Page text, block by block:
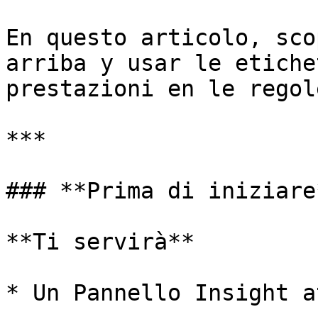
En questo articolo,
arriba y usar le
prestazioni en le
***
### **Prima di
**Ti servirà**
* Un Pannello Insight